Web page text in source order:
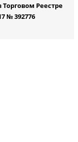
Реестре
№ 392776